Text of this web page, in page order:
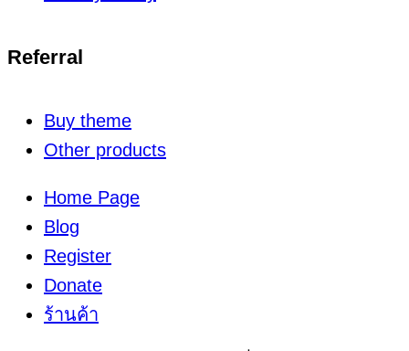
Referral
Buy theme
Other products
Home Page
Blog
Register
Donate
ร้านค้า